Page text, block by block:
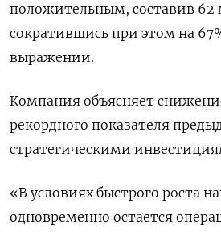
положительным, составив 62
сократившись при этом на
выражении.
Компания объясняет
рекордного показателя
стратегическими
«В условиях быстрого роста
одновременно остается